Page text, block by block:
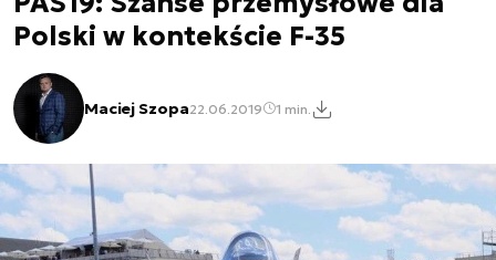
Polski w kontekście F-35
Maciej Szopa22.06.2019 1 min.